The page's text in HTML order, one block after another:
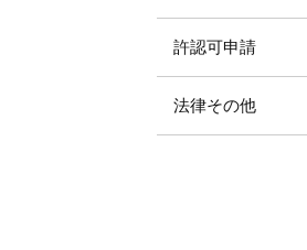
許認可申請
法律その他